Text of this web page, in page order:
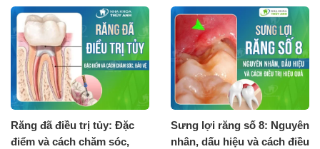
Răng đã điều trị tủy: Đặc
điểm và cách chăm sóc,
Sưng lợi răng số 8: Nguyên
nhân, dấu hiệu và cách điều